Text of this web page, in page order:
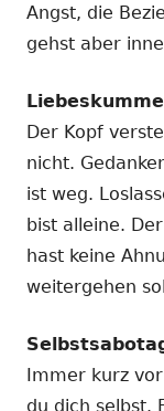
Angst, die
gehst aber
Der Kopf
nicht.
ist weg.
bist alleine.
hast keine
weitergehen
Immer kurz
du dich selbst.